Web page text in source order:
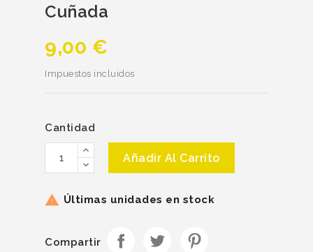
Cuñada
9,00 €
Impuestos incluidos
Cantidad
Añadir Al Carrito
 Últimas unidades en stock
Compartir